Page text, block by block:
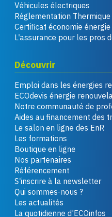
Véhicules électriques
Réglementation
Certificat économie énergie
L'assurance pour les pros
Découvrir
Emploi dans les énergies
ECOdevis énergie
Notre communauté de
Aides au financement des
Le salon en ligne des EnR
Les formations
Boutique en ligne
Nos partenaires
Référencement
S'inscrire à la newsletter
Qui sommes-nous ?
Les actualités
La quotidienne d'ECOinfos